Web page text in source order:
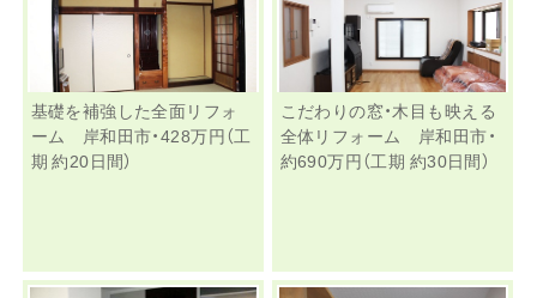
基礎を補強した全面リフォ
ーム 岸和田市・428万円（工
期 約20日間）
こだわりの窓・木目も映える
全体リフォーム 岸和田市・
約690万円（工期 約30日間）